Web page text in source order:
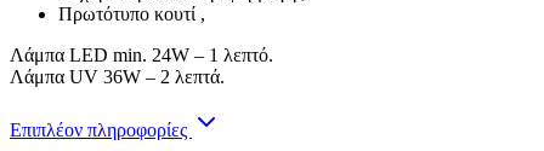
Πρωτότυπο κουτί ,
Λάμπα LED min. 24W – 1 λεπτό.
Λάμπα UV 36W – 2 λεπτά.
Επιπλέον πληροφορίες